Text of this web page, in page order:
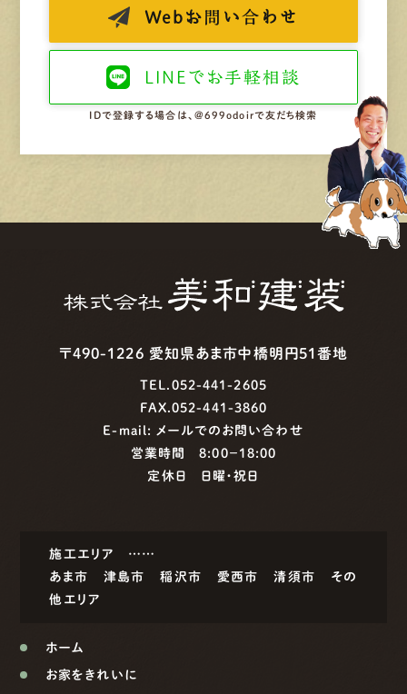
Web お問い合わせ
LINEで お手軽相談
IDで登録する場合は、@699odoirで友だち検索
〒490-1226 愛知県あま市中橋明円51番地
TEL.052-441-2605
FAX.052-441-3860
E-mail: メールでのお問い合わせ
営業時間 8:00−18:00
定休日 日曜・祝日
施工エリア ……
あま市
津島市 稲沢市 愛西市 清須市
その
他エリア
ホーム
お家をきれいに